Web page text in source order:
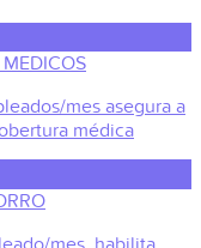
mes asegura a
médica